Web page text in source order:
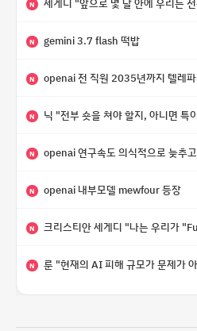
N
N gemini 3.7 flash 떡밥
N openai 전 직원 2035년까지 텔레파시가
N 닉 "전부 숏을 쳐야 할지, 아니면 특이점이 오니까 전부
N openai 연구속도 의식적으로 늦추
N openai 내부모델 mewfour 등장
N 크리스티안 세게디 "나는 우리가 "Fuck!!" 단계를
N 룬 "현재의 AI 피해 규모가 문제가 아니라, 자기복제·탈출·확산이 가능한 지능형 시스템의 피